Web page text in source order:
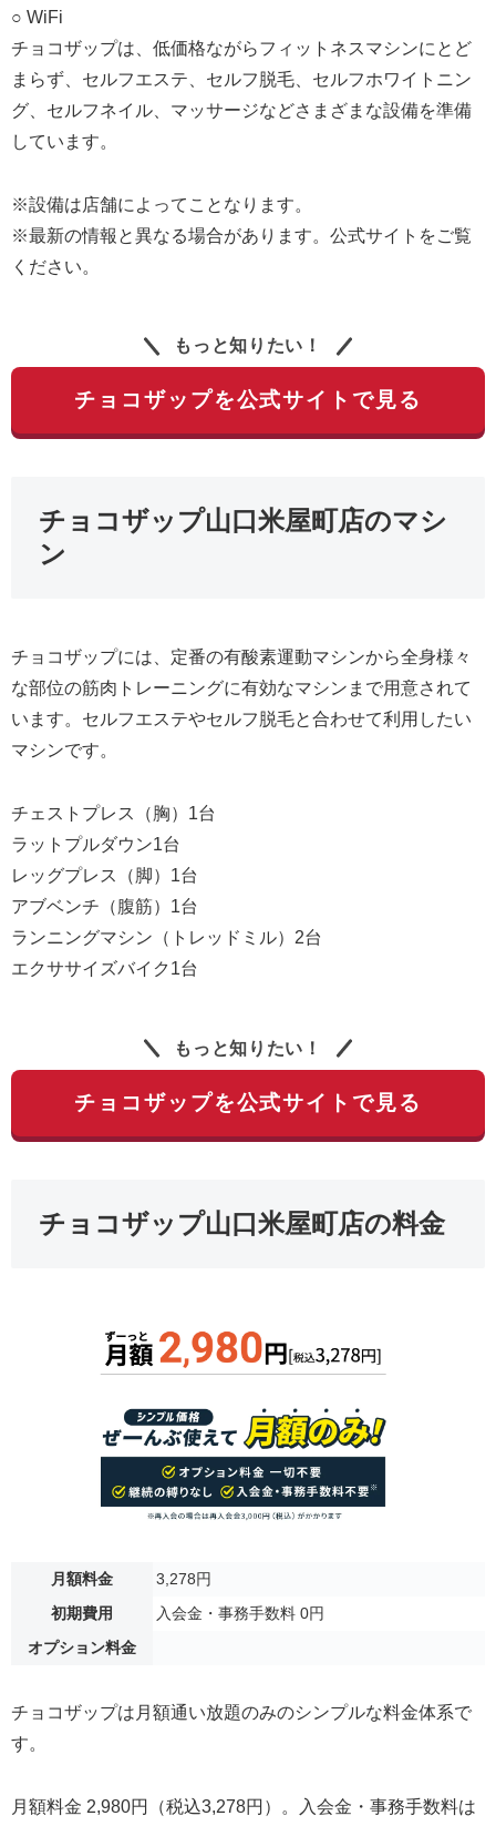
○ WiFi
チョコザップは、低価格ながらフィットネスマシンにとど
まらず、セルフエステ、セルフ脱毛、セルフホワイトニン
グ、セルフネイル、マッサージなどさまざまな設備を準備
しています。
※設備は店舗によってことなります。
※最新の情報と異なる場合があります。公式サイトをご覧
ください。
もっと知りたい！
チョコザップを公式サイトで見る
チョコザップ山口米屋町店のマシ
ン
チョコザップには、定番の有酸素運動マシンから全身様々
な部位の筋肉トレーニングに有効なマシンまで用意されて
います。セルフエステやセルフ脱毛と合わせて利用したい
マシンです。
チェストプレス（胸）1台
ラットプルダウン1台
レッグプレス（脚）1台
アブベンチ（腹筋）1台
ランニングマシン（トレッドミル）2台
エクササイズバイク1台
もっと知りたい！
チョコザップを公式サイトで見る
チョコザップ山口米屋町店の料金
月額料金
3,278円
初期費用
入会金・事務手数料 0円
オプション料金
チョコザップは月額通い放題のみのシンプルな料金体系で
す。
月額料金 2,980円（税込3,278円）。入会金・事務手数料は